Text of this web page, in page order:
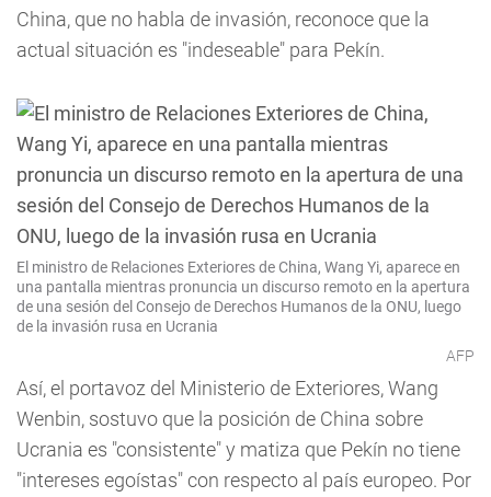
China, que no habla de invasión, reconoce que la
actual situación es "indeseable" para Pekín.
El ministro de Relaciones Exteriores de China, Wang Yi, aparece en
una pantalla mientras pronuncia un discurso remoto en la apertura
de una sesión del Consejo de Derechos Humanos de la ONU, luego
de la invasión rusa en Ucrania
AFP
Así, el portavoz del Ministerio de Exteriores, Wang
Wenbin, sostuvo que la posición de China sobre
Ucrania es "consistente" y matiza que Pekín no tiene
"intereses egoístas" con respecto al país europeo. Por